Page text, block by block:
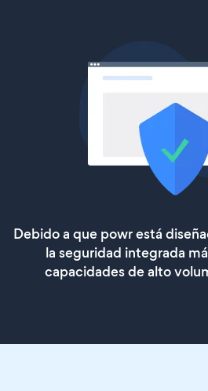
Debido a que powr está
la seguridad integrada
capacidades de alto